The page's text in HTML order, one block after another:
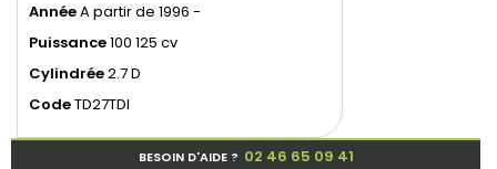
AnnéeA partir de 1996 -
Puissance100 125 cv
Cylindrée2.7 D
CodeTD27TDI
BESOIN D'AIDE ? 02 46 65 09 41